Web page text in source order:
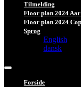
Tilmelding
Floor plan 2024
Floor plan 2024
Sprog
English
dansk
Forside